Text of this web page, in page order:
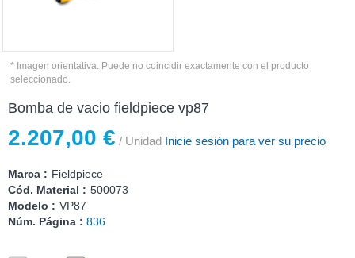
* Imagen orientativa. Puede no coincidir exactamente con el producto
seleccionado.
Bomba de vacio fieldpiece vp87
2.207,00 € / Unidad Inicie sesión para ver su precio
Marca : Fieldpiece
Cód. Material : 500073
Modelo : VP87
Núm. Página : 836